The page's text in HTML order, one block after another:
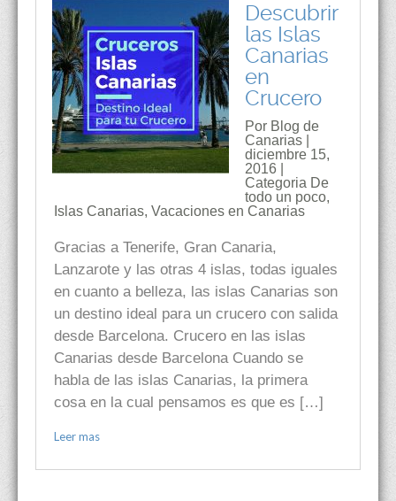
Descubrir
las Islas
Canarias
en
Crucero
Por Blog de
Canarias |
diciembre 15,
2016 |
Categoria De
todo un poco,
Islas Canarias, Vacaciones en Canarias
Gracias a Tenerife, Gran Canaria,
Lanzarote y las otras 4 islas, todas iguales
en cuanto a belleza, las islas Canarias son
un destino ideal para un crucero con salida
desde Barcelona. Crucero en las islas
Canarias desde Barcelona Cuando se
habla de las islas Canarias, la primera
cosa en la cual pensamos es que es […]
Leer mas